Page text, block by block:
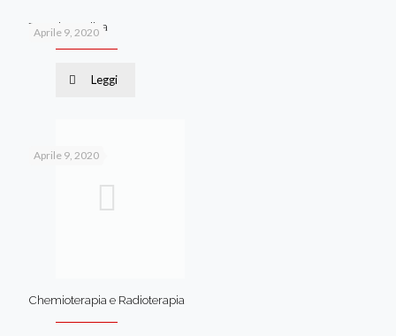
Aprile 9, 2020
Terapia Medica
Leggi
Aprile 9, 2020
Chemioterapia e Radioterapia